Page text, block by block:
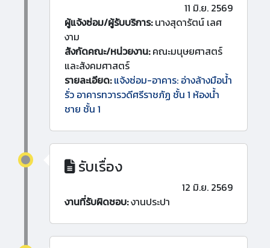
11 มิ.ย. 2569
ผู้แจ้งซ่อม/ผู้รับบริการ:นางสุดารัตน์ เลศ
งาม
สังกัดคณะ/หน่วยงาน:คณะมนุษยศาสตร์
และสังคมศาสตร์
รายละเอียด: แจ้งซ่อม-อาคาร: อ่างล้างมือน้ำ
รั่ว อาคารทวารวดีศรีราชภัฏ ชั้น 1 ห้องน้ำ
ชาย ชั้น 1
รับเรื่อง
12 มิ.ย. 2569
งานที่รับผิดชอบ:งานประปา